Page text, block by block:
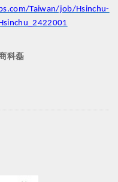
Taiwan/job/Hsinchu-
科磊